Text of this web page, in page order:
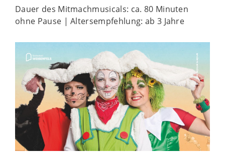
Dauer des Mitmachmusicals: ca. 80 Minuten
ohne Pause | Altersempfehlung: ab 3 Jahre